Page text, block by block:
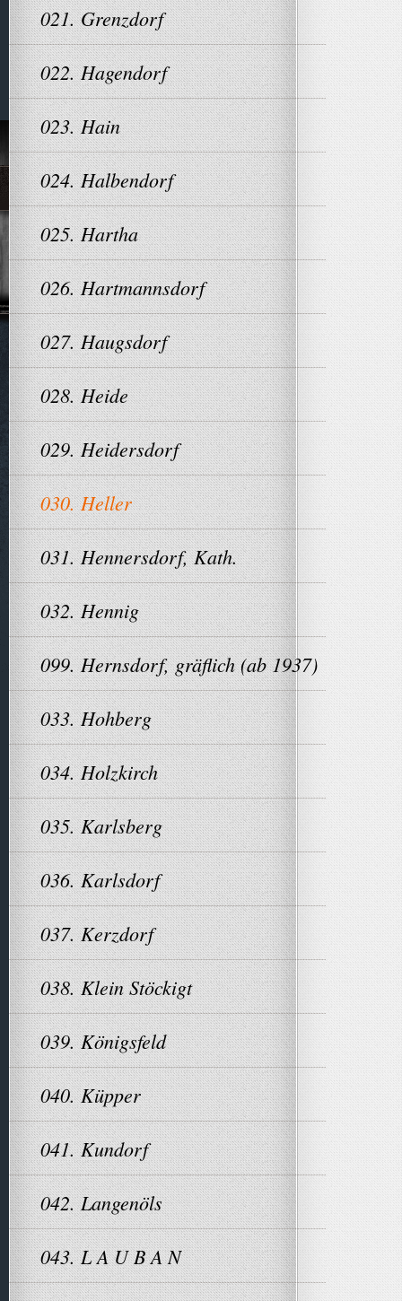
021. Grenzdorf
022. Hagendorf
023. Hain
024. Halbendorf
025. Hartha
026. Hartmannsdorf
027. Haugsdorf
028. Heide
029. Heidersdorf
030. Heller
031. Hennersdorf, Kath.
032. Hennig
099. Hernsdorf, gräflich (ab 1937)
033. Hohberg
034. Holzkirch
035. Karlsberg
036. Karlsdorf
037. Kerzdorf
038. Klein Stöckigt
039. Königsfeld
040. Küpper
041. Kundorf
042. Langenöls
043. L A U B A N